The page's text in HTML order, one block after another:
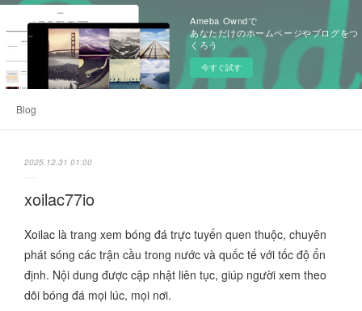
Ameba Owndで
あなただけのホームページやブログをつ
くろう
今すぐ試す
Blog
2025.12.31 01:00
xoilac77io
Xoilac là trang xem bóng đá trực tuyến quen thuộc, chuyên
phát sóng các trận cầu trong nước và quốc tế với tốc độ ổn
định. Nội dung được cập nhật liên tục, giúp người xem theo
dõi bóng đá mọi lúc, mọi nơi.